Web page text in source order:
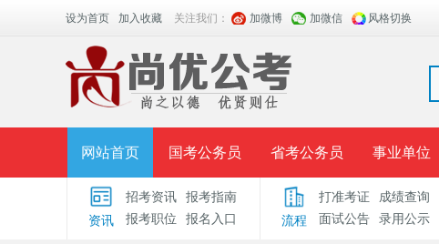
设为首页 加入收藏 关注我们： 加微博 加微信 风格切换
网站首页 国考公务员 省考公务员 事业单位
面授课程 招考公告 面试公告 报考指导
资讯
招考资讯
报考指南
报考职位
报名入口 流程
打准考证
成绩查询
面试公告
录用公示